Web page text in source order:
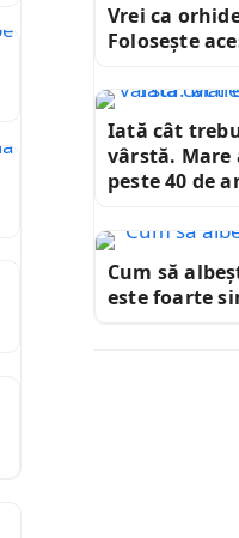
Vrei ca
Folosește
Iată cât
vârstă.
peste 40 de
Cum să
este foarte